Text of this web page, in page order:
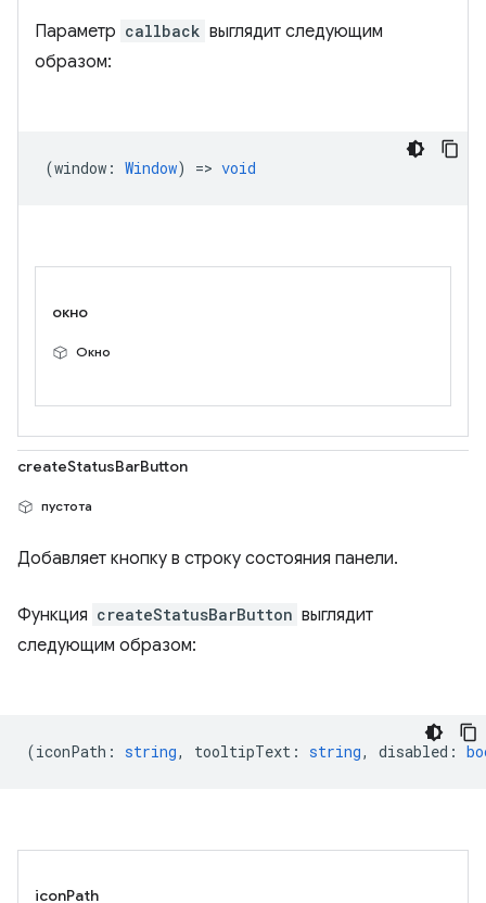
Параметр callback выглядит следующим
образом:
(window : Window) => void
окно
Окно
createStatusBarButton
пустота
Добавляет кнопку в строку состояния панели.
Функция createStatusBarButton выглядит
следующим образом:
(iconPath : string, tooltipText : string, disabled :
iconPath